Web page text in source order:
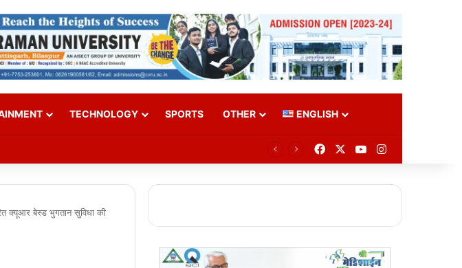
TECHNOLOGY SPORTS OTHER ENGLISH
FacebookYouTubeInstagram
क्यूआर बेस्ड भुगतान सुविधा की